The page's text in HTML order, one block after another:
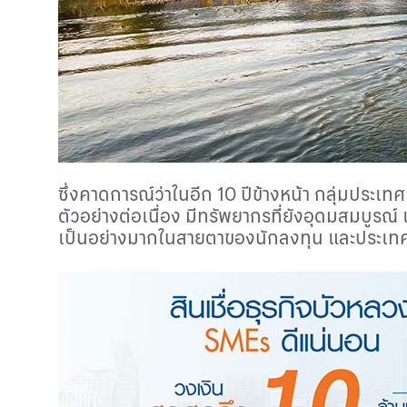
ซึ่งคาดการณ์ว่าในอีก 10 ปีข้างหน้า กลุ่มประเทศ
ตัวอย่างต่อเนื่อง มีทรัพยากรที่ยังอุดมสมบูรณ์
เป็นอย่างมากในสายตาของนักลงทุน และประเ